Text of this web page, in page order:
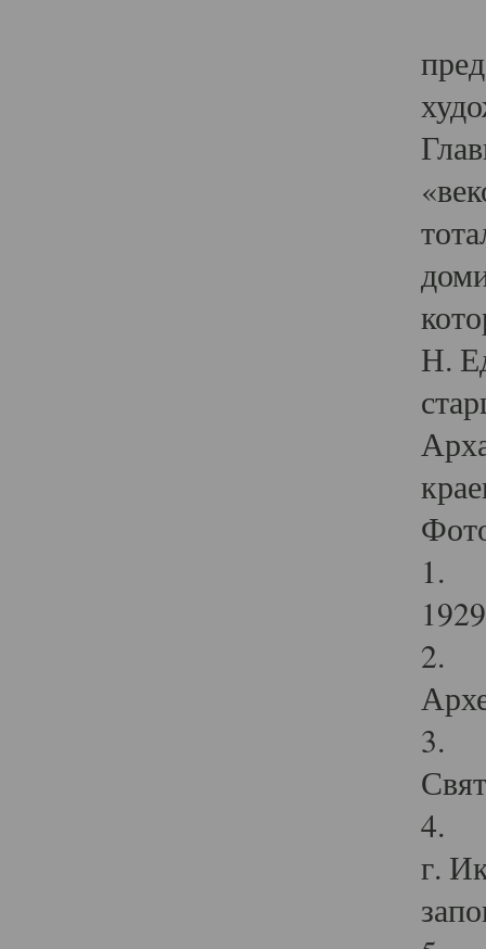
Н.
1.
2.
3.
4.
г.